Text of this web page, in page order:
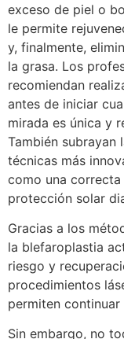
exceso de piel o
le permite
y, finalmente,
la grasa. Los
recomiendan
antes de iniciar
mirada es única y
También
técnicas más
como una
protección solar
Gracias a los
la blefaroplastia
riesgo y
procedimientos
permiten
Sin embargo, no